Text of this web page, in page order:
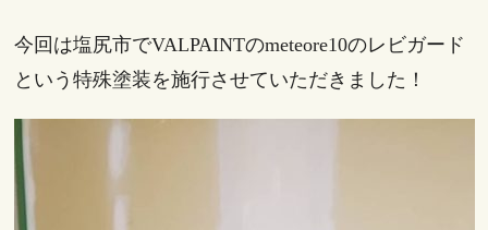
今回は塩尻市でVALPAINTのmeteore10のレビガード
という特殊塗装を施行させていただきました！